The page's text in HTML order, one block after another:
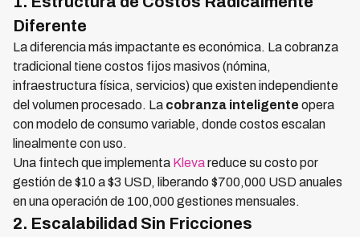
Diferente
La diferencia más impactante es económica. La cobranza
tradicional tiene costos fijos masivos (nómina,
infraestructura física, servicios) que existen independiente
del volumen procesado. La cobranza inteligente opera
con modelo de consumo variable, donde costos escalan
linealmente con uso.
Una fintech que implementa Klevareduce su costo por
gestión de $10 a $3 USD, liberando $700,000 USD anuales
en una operación de 100,000 gestiones mensuales.
2. Escalabilidad Sin Fricciones